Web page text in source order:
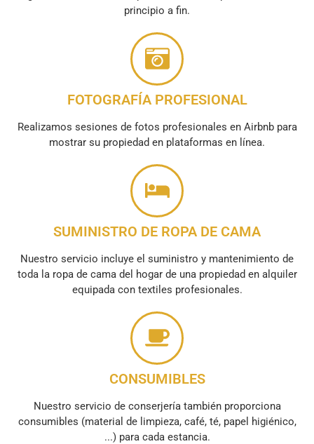
principio a fin.
FOTOGRAFÍA PROFESIONAL
Realizamos sesiones de fotos profesionales en Airbnb para
mostrar su propiedad en plataformas en línea.
SUMINISTRO DE ROPA DE CAMA
Nuestro servicio incluye el suministro y mantenimiento de
toda la ropa de cama del hogar de una propiedad en alquiler
equipada con textiles profesionales.
CONSUMIBLES
Nuestro servicio de conserjería también proporciona
consumibles (material de limpieza, café, té, papel higiénico,
...) para cada estancia.